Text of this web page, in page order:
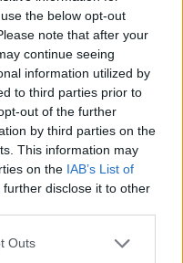
the below opt-out
note that after your
continue seeing
information utilized by
to third parties prior to
out of the further
by third parties on the
This information may
on the IAB’s List of
further disclose it to other
Outs
ir jos naujasis
milijonus
„Gazprombank“
vilų Prancūzijoje,
karo metais
milijardą
„CarMoney“